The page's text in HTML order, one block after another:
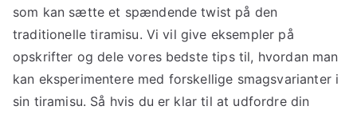
som kan sætte et spændende twist på den
traditionelle tiramisu. Vi vil give eksempler på
opskrifter og dele vores bedste tips til, hvordan man
kan eksperimentere med forskellige smagsvarianter i
sin tiramisu. Så hvis du er klar til at udfordre din